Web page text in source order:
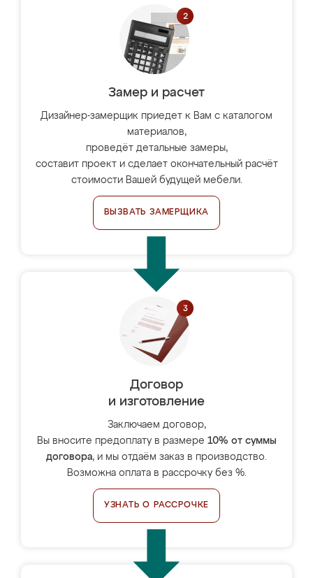
Замер и расчет
Дизайнер-замерщик приедет к Вам с каталогом
материалов,
проведёт детальные замеры,
составит проект и сделает окончательный расчёт
стоимости Вашей будущей мебели.
ВЫЗВАТЬ ЗАМЕРЩИКА
Договор
и изготовление
Заключаем договор,
Вы вносите предоплату в размере 10% от суммы
договора, и мы отдаём заказ в производство.
Возможна оплата в рассрочку без %.
УЗНАТЬ О РАССРОЧКЕ